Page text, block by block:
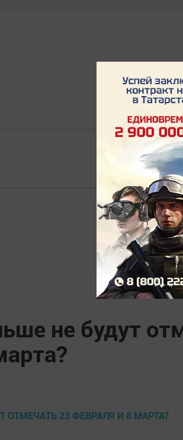
не будут